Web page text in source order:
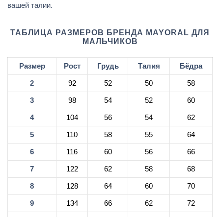
вашей талии.
ТАБЛИЦА РАЗМЕРОВ БРЕНДА MAYORAL ДЛЯ
МАЛЬЧИКОВ
Размер Рост Грудь Талия Бёдра
2 92 52 50 58
3 98 54 52 60
4 104 56 54 62
5 110 58 55 64
6 116 60 56 66
7 122 62 58 68
8 128 64 60 70
9 134 66 62 72